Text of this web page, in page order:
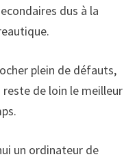
dus à la
plein de défauts,
reste de loin le meilleur
un ordinateur de